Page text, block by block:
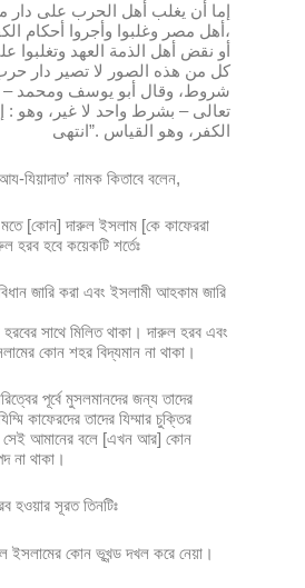
إما أن يغلب أهل الحرب على دار
أهل مصر وغلبوا وأجروا أحكام الكفر،
أو نقض أهل الذمة العهد وتغلبوا
كل من هذه الصور لا تصير دار حرب
شروط، وقال أبو يوسف ومحمد –
تعالى – بشرط واحد لا غير، وهو :
الكفر، وهو القياس .”انتهى
যিয়াদাত’ নামক কিতাবে বলেন,
[কোন] দারুল ইসলাম [কে কাফেররা
হরব হবে কয়েকটি শর্তেঃ
জারি করা এবং ইসলামী আহকাম জারি
সাথে মিলিত থাকা। দারুল হরব এবং
কোন শহর বিদ্যমান না থাকা।
পূর্বে মুসলমানদের জন্য তাদের
কাফেরদের তাদের যিম্মার চুক্তির
সেই আমানের বলে [এখন আর] কোন
না থাকা।
হওয়ার সূরত তিনটিঃ
ইসলামের কোন ভূখন্ড দখল করে নেয়া।